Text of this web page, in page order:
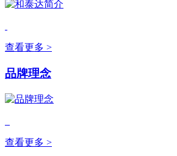
查看更多 >
品牌理念
查看更多 >